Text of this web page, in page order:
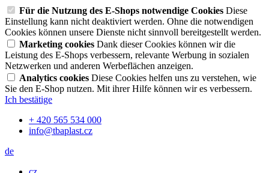
Für die Nutzung des E-Shops notwendige Cookies Diese
Einstellung kann nicht deaktiviert werden. Ohne die notwendigen
Cookies können unsere Dienste nicht sinnvoll bereitgestellt werden.
Marketing cookies Dank dieser Cookies können wir die
Leistung des E-Shops verbessern, relevante Werbung in sozialen
Netzwerken und anderen Werbeflächen anzeigen.
Analytics cookies Diese Cookies helfen uns zu verstehen, wie
Sie den E-Shop nutzen. Mit ihrer Hilfe können wir es verbessern.
Ich bestätige
+ 420 565 534 000
info@tbaplast.cz
de